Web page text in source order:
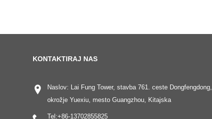
KONTAKTIRAJ NAS
Naslov: Lai Fung Tower, stavba 761. ceste Dongfengdong,
okrožje Yuexiu, mesto Guangzhou, Kitajska
Tel:+86-13702855825